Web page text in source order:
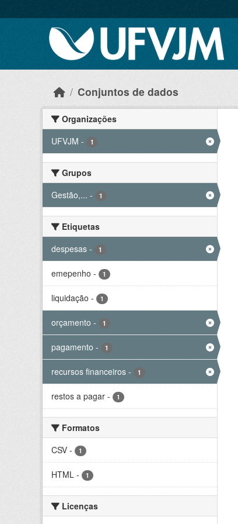
Conjuntos de dados
Organizações
UFVJM - 1
Grupos
Gestão,... - 1
Etiquetas
despesas - 1
emepenho - 1
liquidação - 1
orçamento - 1
pagamento - 1
recursos financeiros - 1
restos a pagar - 1
Formatos
CSV - 1
HTML - 1
Licenças